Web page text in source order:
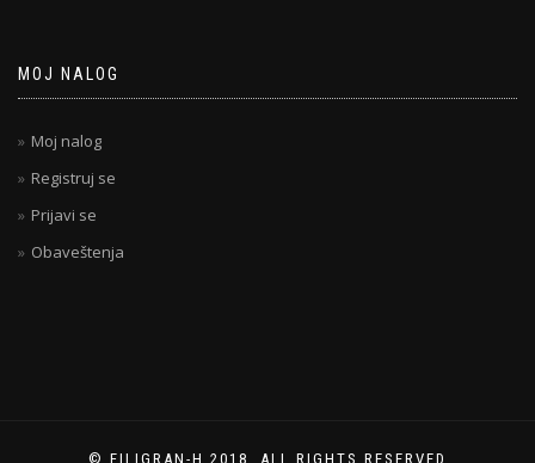
MOJ NALOG
Moj nalog
Registruj se
Prijavi se
Obaveštenja
© FILIGRAN-H 2018, ALL RIGHTS RESERVED